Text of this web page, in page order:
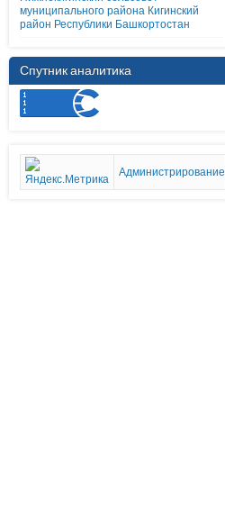
муниципального района Кигинский
район Республики Башкортостан
Спутник аналитика
Администрирование